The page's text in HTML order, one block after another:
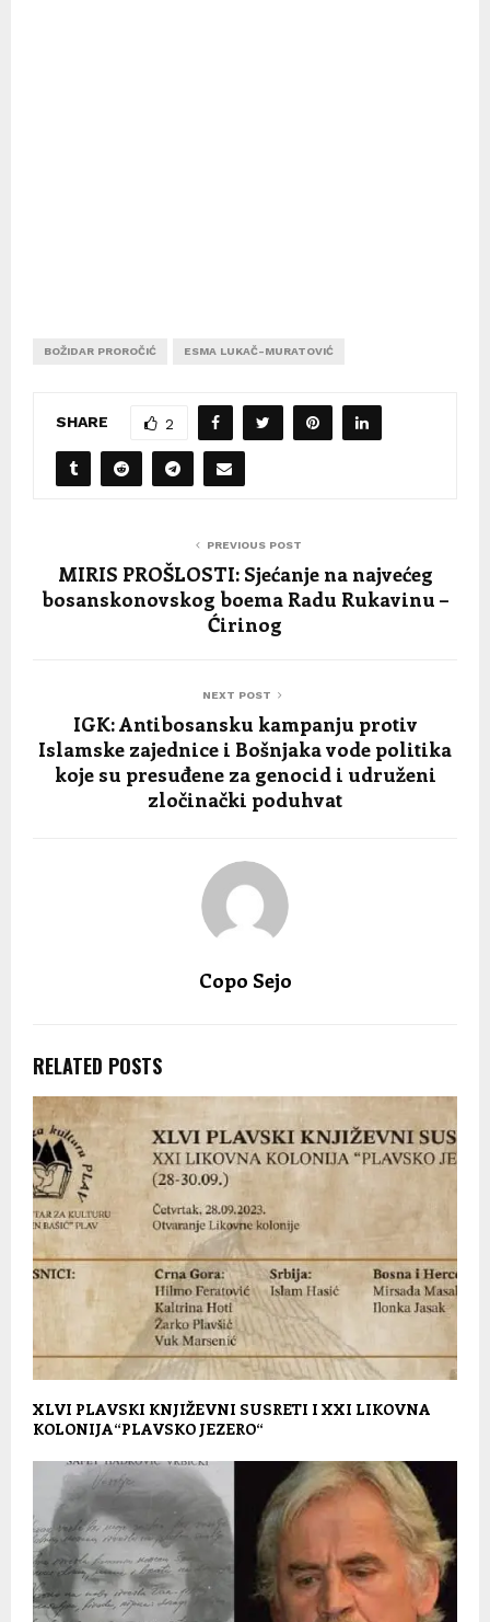
BOŽIDAR PROROČIĆ ESMA LUKAČ-MURATOVIĆ
SHARE 2
PREVIOUS POST
MIRIS PROŠLOSTI: Sjećanje na najvećeg
bosanskonovskog boema Radu Rukavinu –
Ćirinog
NEXT POST
IGK: Antibosansku kampanju protiv
Islamske zajednice i Bošnjaka vode politika
koje su presuđene za genocid i udruženi
zločinački poduhvat
Copo Sejo
RELATED POSTS
XLVI PLAVSKI KNJIŽEVNI SUSRETI I XXI LIKOVNA
KOLONIJA“PLAVSKO JEZERO“